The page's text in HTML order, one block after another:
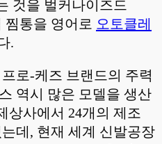
것을 벌커나이즈드
찜통을 영어로 오토클레
.
로-케즈 브랜드의 주력
역시 많은 모델을 생산
상사에서 24개의 제조
데, 현재 세계 신발공장